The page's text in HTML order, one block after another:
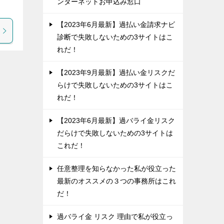
【2023年6月最新】過払い金請求ナビ
診断で失敗しないための3サイトはこ
れだ！
【2023年9月最新】過払い金リスクだ
らけで失敗しないための3サイトはこ
れだ！
【2023年6月最新】過バライ金リスク
だらけで失敗しないための3サイトは
これだ！
任意整理を知らなかった私が役立った
最新のオススメの３つの事務所はこれ
だ！
過バライ金 リスク 理由で私が役立っ